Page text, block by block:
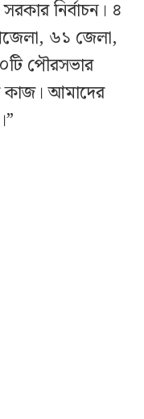
নির্বাচন। ৪
৬১ জেলা,
পৌরসভার
কাজ। আমাদের